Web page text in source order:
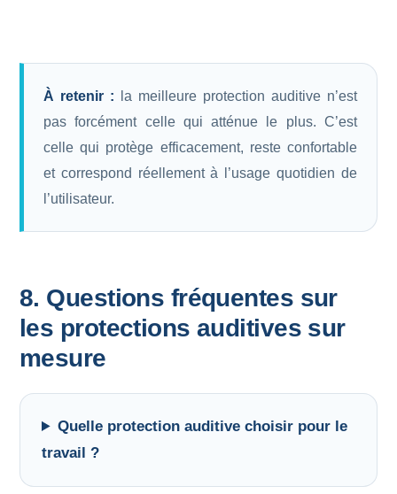
À retenir : la meilleure protection auditive n’est
pas forcément celle qui atténue le plus. C’est
celle qui protège efficacement, reste confortable
et correspond réellement à l’usage quotidien de
l’utilisateur.
8. Questions fréquentes sur
les protections auditives sur
mesure
Quelle protection auditive choisir pour le
travail ?